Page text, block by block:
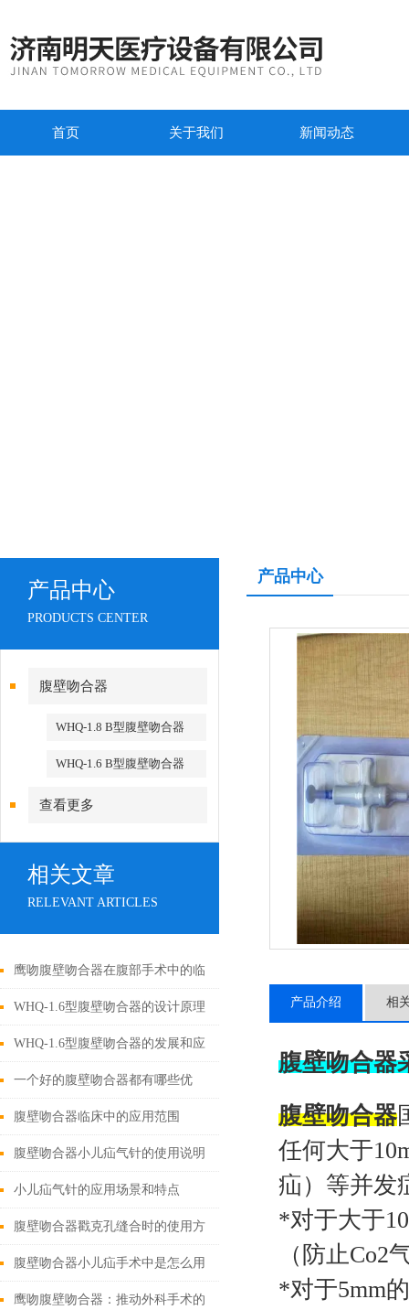
首页 关于我们 新闻动态
产品中心
PRODUCTS CENTER
腹壁吻合器
WHQ-1.8 B型腹壁吻合器
WHQ-1.6 B型腹壁吻合器
查看更多
相关文章
RELEVANT ARTICLES
鹰吻腹壁吻合器在腹部手术中的临
床应用
WHQ-1.6型腹壁吻合器的设计原理
与应用
WHQ-1.6型腹壁吻合器的发展和应
用为外科手术领域带来了新的可能
性
一个好的腹壁吻合器都有哪些优
点？
腹壁吻合器临床中的应用范围
腹壁吻合器小儿疝气针的使用说明
小儿疝气针的应用场景和特点
腹壁吻合器戳克孔缝合时的使用方
法
腹壁吻合器小儿疝手术中是怎么用
的
鹰吻腹壁吻合器：推动外科手术的
产品中心
产品介绍 相
腹壁吻合器
腹壁吻合器
任何大于
疝）等并发
*对于大于
（防止
*对于5mm